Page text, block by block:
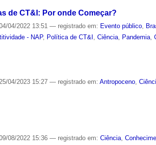
de CT&I: Por onde Começar?
04/2022 13:51— registrado em: Evento público
- NAP, Política de CT&I ,Ciência Pandemia ,
04/2023 15:27— registrado em:Antropoceno,
08/2022 15:36— registrado em:Ciência,